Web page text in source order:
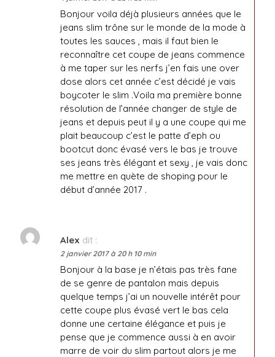
Bonjour voila déjà plusieurs années que le
jeans slim trône sur le monde de la mode à
toutes les sauces , mais il faut bien le
reconnaître cet coupe de jeans commence
à me taper sur les nerfs j’en fais une over
dose alors cet année c’est décidé je vais
boycoter le slim .Voila ma première bonne
résolution de l’année changer de style de
jeans et depuis peut il y a une coupe qui me
plait beaucoup c’est le patte d’eph ou
bootcut donc évasé vers le bas je trouve
ses jeans très élégant et sexy , je vais donc
me mettre en quète de shoping pour le
début d’année 2017 .
Alex dit :
2 janvier 2017 à 20 h 10 min
Bonjour à la base je n’étais pas très fane
de se genre de pantalon mais depuis
quelque temps j’ai un nouvelle intérêt pour
cette coupe plus évasé vert le bas cela
donne une certaine élégance et puis je
pense que je commence aussi à en avoir
marre de voir du slim partout alors je me